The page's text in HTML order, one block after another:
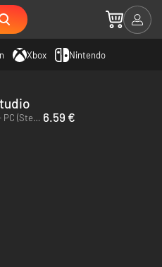
Xbox Nintendo
Night is Coming - PC (Steam) 6.59 €